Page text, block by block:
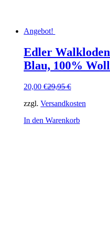
Angebot!
Edler
Blau, 100%
29,95€
Ursprünglicher
war:
20,00 €
Aktueller
ist:
zzgl. Versandkosten
In den Warenkorb